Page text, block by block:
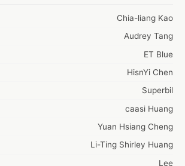
Chia-liang Kao
Audrey Tang
ET Blue
HisnYi Chen
Superbil
caasi Huang
Yuan Hsiang Cheng
Li-Ting Shirley Huang
Lee